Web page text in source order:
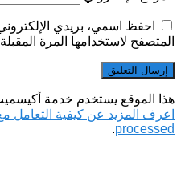
احفظ اسمي، بريدي
المتصفح لاستخدامها المرة
هذا الموقع يستخدم خدمة
اعرف المزيد عن كيفية التعامل
processed
.